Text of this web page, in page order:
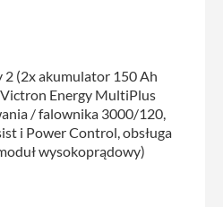
2 (2x akumulator 150 Ah
Energy MultiPlus
/ falownika 3000/120,
i Power Control, obsługa
wysokoprądowy)